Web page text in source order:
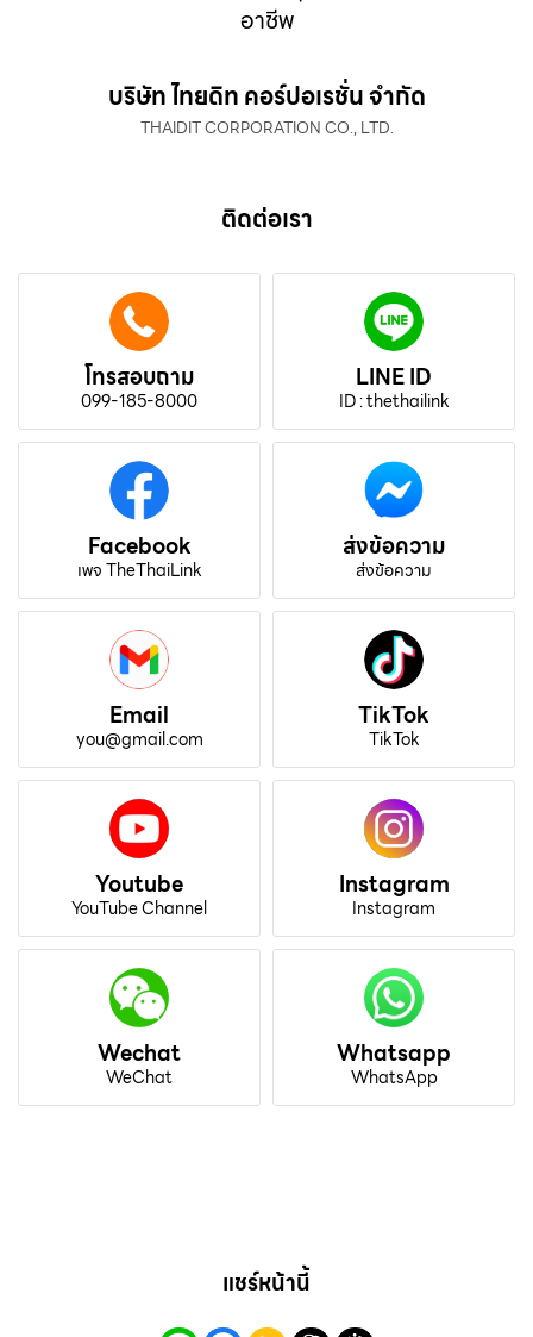
อาชีพ
บริษัท ไทยดิท คอร์ปอเรชั่น จำกัด
THAIDIT CORPORATION CO., LTD.
ติดต่อเรา
โทรสอบถาม
099-185-8000
LINE ID
ID : thethailink
Facebook
เพจ TheThaiLink
ส่งข้อความ
ส่งข้อความ
Email
you@gmail.com
TikTok
TikTok
Youtube
YouTube Channel
Instagram
Instagram
Wechat
WeChat
Whatsapp
WhatsApp
แชร์หน้านี้